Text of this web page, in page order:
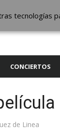
Music
CONCIERTOS
de Linea
tecnologías